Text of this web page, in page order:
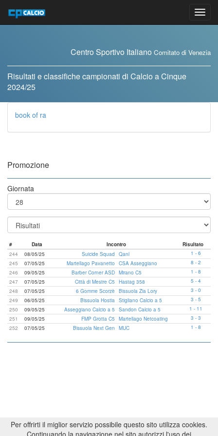
contenuto
Centro Sportivo Italiano Comitato di Venezia
Risultati e classifiche campionati di Calcio a Cinque
2024/25
book of ra
Promozione
Giornata
# Data Incontro
Risultato
244
08/05/25 Suicide Squad Qanl
1 - 6
245
07/05/25 Martellago Pavanetto CSA Asseggiano
8 - 2
246
09/05/25 Barber Corner ASD Mirano C5
1 - 8
247
07/05/25 Città di Mestre C5 Hastag 358
5 - 4
248
07/05/25 6 Gomme Scorzè Bissuola Zia Lory
3 - 0
249
06/05/25 Bissuola Hostia Stigliano Calcio a 5
3 - 5
250
09/05/25 Asseggiano Calcio a 5 Sandon Calcio a 5
1 - 11
251
09/05/25 FMP Grotta C5 Martellago Netcoating
3 - 3
252
07/05/25 Bissuola Next Gen MUC 1 - 8
Per offrirti il miglior servizio possibile questo sito utilizza cookies.
Continuando la navigazione nel sito autorizzi l'uso dei